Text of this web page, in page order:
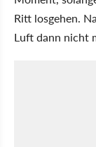
Ritt losgehen.
Luft dann nicht